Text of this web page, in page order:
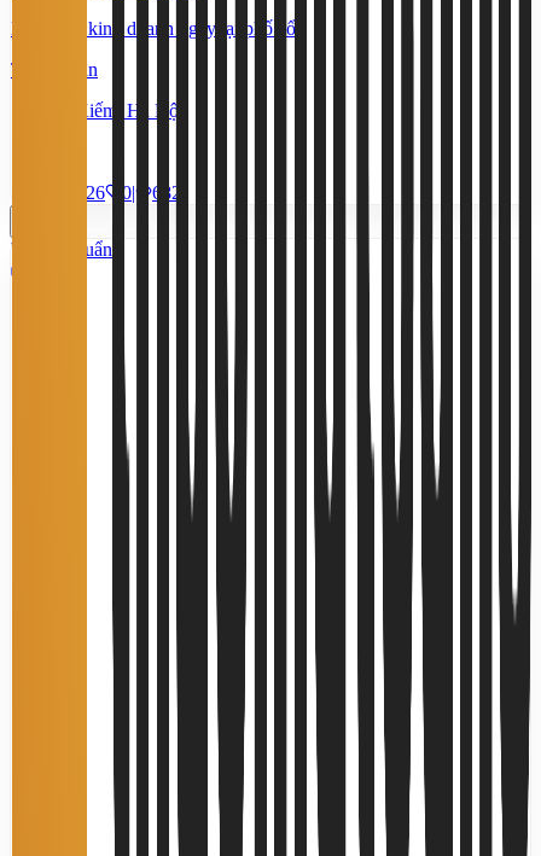
Mặt bằng kinh doanh ngay tại phố cổ
Thỏa thuận
Hoàn Kiếm, Hà Nội
28/7/2026
0| 682
Tiêu chuẩn